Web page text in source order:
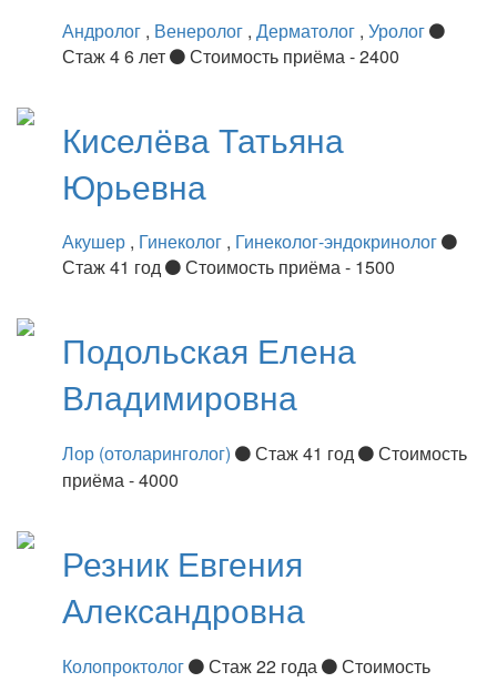
Андролог , Венеролог , Дерматолог , Уролог
Стаж 4 6 лет
Стоимость приёма - 2400
КиселёваТатьяна
Юрьевна
Акушер , Гинеколог , Гинеколог-эндокринолог
Стаж 41 год
Стоимость приёма - 1500
Подольская Елена
Владимировна
Лор (отоларинголог) Стаж 41 год
Стоимость
приёма - 4000
Резник Евгения
Александровна
Колопроктолог Стаж 22 года
Стоимость